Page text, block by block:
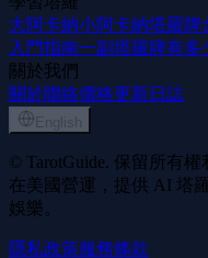
大阿卡納小阿卡納塔羅牌
入門指南一副塔羅牌有多
關於我們
關於聯絡價格更新日誌
English
© TarotGuide. 保留所有權
在美國營運，提供 AI 塔
娛樂。
隱私政策服務條款